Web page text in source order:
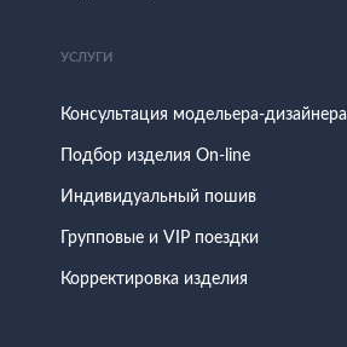
УСЛУГИ
Консультация модельера-дизайнера
Подбор изделия On-line
Индивидуальный пошив
Групповые и VIP поездки
Корректировка изделия